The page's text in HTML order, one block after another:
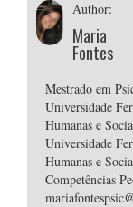
Author:
Maria
Fontes
Mestrado em
Universidade
Humanas e
Universidade
Humanas e
Competências